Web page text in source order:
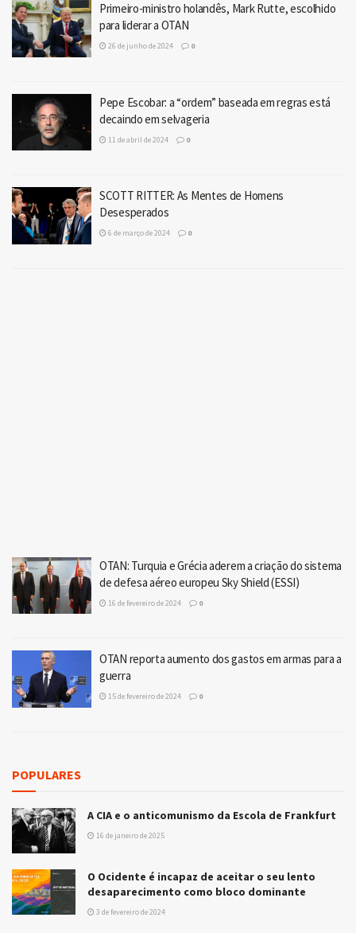
Primeiro-ministro holandês, Mark Rutte, escolhido
para liderar a OTAN
26 de junho de 2024 0
Pepe Escobar: a “ordem” baseada em regras está
decaindo em selvageria
11 de abril de 2024 0
SCOTT RITTER: As Mentes de Homens
Desesperados
6 de março de 2024 0
OTAN: Turquia e Grécia aderem a criação do sistema
de defesa aéreo europeu Sky Shield (ESSI)
16 de fevereiro de 2024 0
OTAN reporta aumento dos gastos em armas para a
guerra
15 de fevereiro de 2024 0
POPULARES
A CIA e o anticomunismo da Escola de Frankfurt
16 de janeiro de 2025
O Ocidente é incapaz de aceitar o seu lento
desaparecimento como bloco dominante
3 de fevereiro de 2024